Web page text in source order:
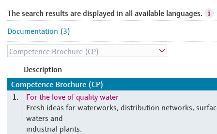
The search results are displayed in all available languages.
Documentation (3)
Description
Competence Brochure (CP)
1.
For the love of quality water
Fresh ideas for waterworks, distribution networks,
waters and
industrial plants.